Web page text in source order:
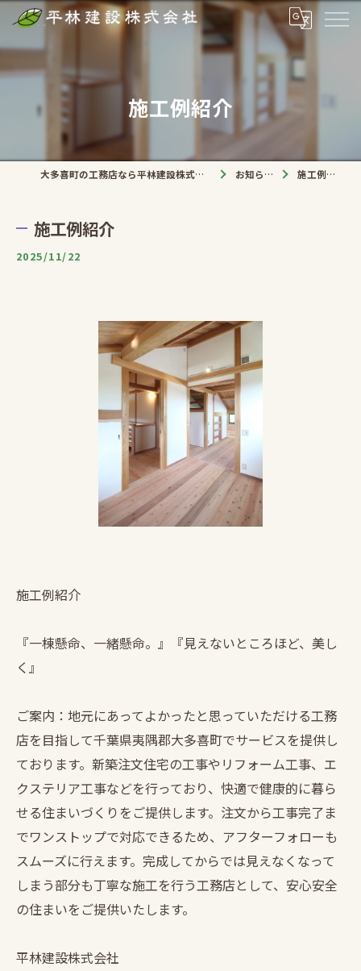
施工例紹介
大多喜町の工務店なら平林建設株式会社 お知らせ 施工例紹介
施工例紹介
2025/11/22
施工例紹介
『一棟懸命、一緒懸命。』『見えないところほど、美し
く』
ご案内：地元にあってよかったと思っていただける工務
店を目指して千葉県夷隅郡大多喜町でサービスを提供し
ております。新築注文住宅の工事やリフォーム工事、エ
クステリア工事などを行っており、快適で健康的に暮ら
せる住まいづくりをご提供します。注文から工事完了ま
でワンストップで対応できるため、アフターフォローも
スムーズに行えます。完成してからでは見えなくなって
しまう部分も丁寧な施工を行う工務店として、安心安全
の住まいをご提供いたします。
平林建設株式会社